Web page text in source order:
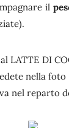
il
LATTE DI
nella
nel reparto